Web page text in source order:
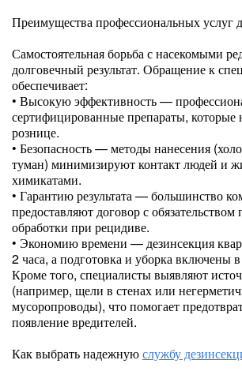
Преимущества профессиональных услуг
Самостоятельная борьба с насекомыми
долговечный результат. Обращение к
обеспечивает:
• Высокую эффективность —
сертифицированные препараты, которые
рознице.
• Безопасность — методы нанесения
туман) минимизируют контакт людей и
химикатами.
• Гарантию результата — большинство
предоставляют договор с обязательством
обработки при рецидиве.
• Экономию времени — дезинсекция
2 часа, а подготовка и уборка включены
Кроме того, специалисты выявляют
(например, щели в стенах или
мусоропроводы), что помогает
появление вредителей.
Как выбрать надежнуюслужбу